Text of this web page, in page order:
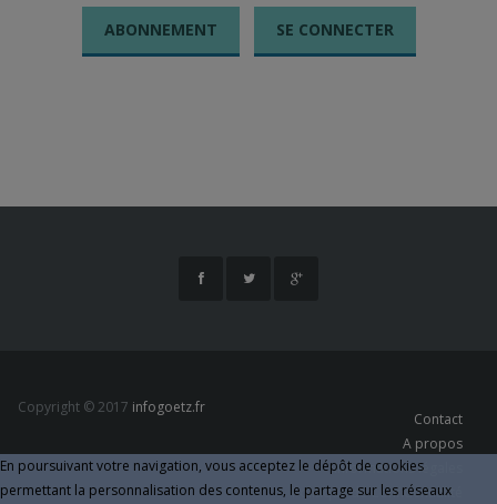
ABONNEMENT SE CONNECTER
Copyright © 2017 infogoetz.fr
Contact
A propos
Informations légales
Politique de Confidentialité
En poursuivant votre navigation, vous acceptez le dépôt de cookies
permettant la personnalisation des contenus, le partage sur les réseaux